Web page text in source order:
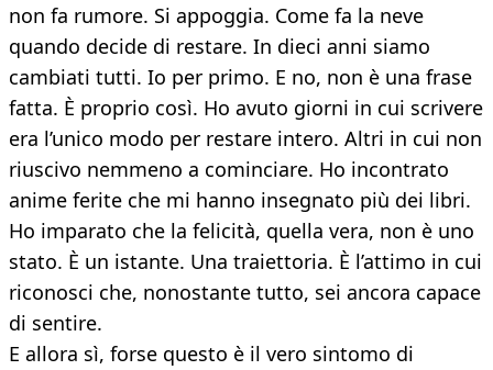
non fa rumore. Si appoggia. Come fa la neve
quando decide di restare. In dieci anni siamo
cambiati tutti. Io per primo. E no, non è una frase
fatta. È proprio così. Ho avuto giorni in cui scrivere
era l’unico modo per restare intero. Altri in cui non
riuscivo nemmeno a cominciare. Ho incontrato
anime ferite che mi hanno insegnato più dei libri.
Ho imparato che la felicità, quella vera, non è uno
stato. È un istante. Una traiettoria. È l’attimo in cui
riconosci che, nonostante tutto, sei ancora capace
di sentire.
E allora sì, forse questo è il vero sintomo di